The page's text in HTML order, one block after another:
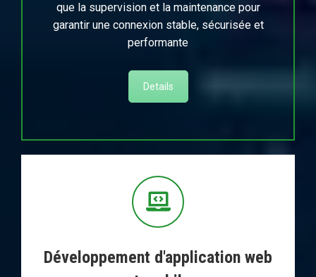
que la supervision et la maintenance pour
garantir une connexion stable, sécurisée et
performante
Details
Développement d'application web